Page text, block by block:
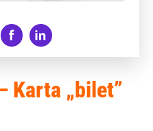
Karta „bilet”